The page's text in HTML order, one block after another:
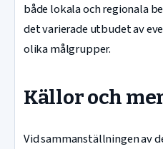
både lokala och regionala
det varierade utbudet av
olika målgrupper.
Källor och
Vid sammanställningen av